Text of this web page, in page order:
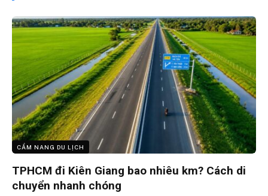
CẨM NANG DU LỊCH
TPHCM đi Kiên Giang bao nhiêu km? Cách di
chuyển nhanh chóng